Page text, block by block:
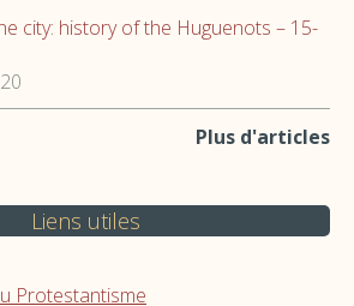
city: history of the Huguenots – 15-
Plus d'articles
Liens utiles
Protestantisme